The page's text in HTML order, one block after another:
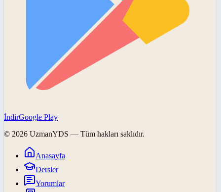
İndirGoogle Play
© 2026 UzmanYDS — Tüm hakları saklıdır.
Anasayfa
Dersler
Yorumlar